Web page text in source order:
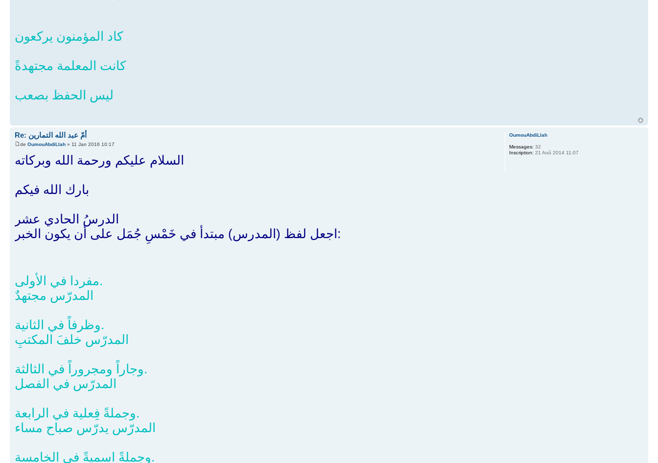
كاد المؤمنون يركعون
كانت المعلمة مجتهدةً
ليس الحفظ بصعب
Re: أمّ عبد الله التمارين
de OumouAbdiLlah » 11 Jan 2016 10:17
السلام عليكم ورحمة الله وبركاته
بارك الله فيكم
الدرسُ الحادي عشر
اجعل لفظ (المدرس) مبتدأ في خَمْسِ جُمَل على أن يكون الخبر:
مفردا في الأولى.
المدرّس مجتهدٌ
وظرفاً في الثانية.
المدرّس خلفَ المكتبِ
وجاراً ومجروراً في الثالثة.
المدرّس في الفصل
وجملةً فِعلية في الرابعة.
المدرّس يدرّس صباح مساء
وجملةً اسميةً في الخامسة.
OumouAbdiLlah
Messages: 32
Inscription: 21 Aoû 2014 11:07